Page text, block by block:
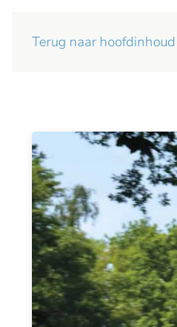
Terug naar hoofdinhoud